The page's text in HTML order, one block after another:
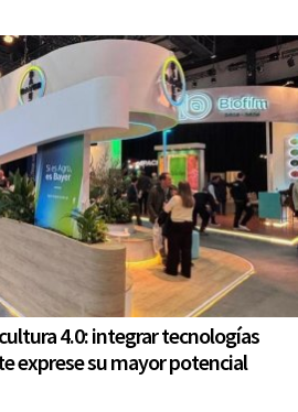
4.0: integrar tecnologías
exprese su mayor potencial